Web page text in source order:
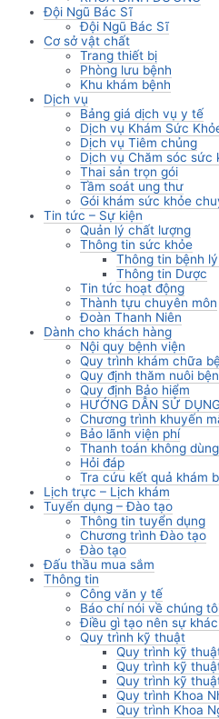
Đội Ngũ Bác Sĩ
Đội Ngũ Bác Sĩ
Cơ sở vật chất
Trang thiết bị
Phòng lưu bệnh
Khu khám bệnh
Dịch vụ
Bảng giá dịch vụ y tế
Dịch vụ Khám Sức
Dịch vụ Tiêm chủng
Dịch vụ Chăm sóc sức
Thai sản trọn gói
Tầm soát ung thư
Gói khám sức khỏe
Tin tức – Sự kiện
Quản lý chất lượng
Thông tin sức khỏe
Thông tin bệnh
Thông tin Dược
Tin tức hoạt động
Thành tựu chuyên môn
Đoàn Thanh Niên
Dành cho khách hàng
Nội quy bệnh viện
Quy trình khám chữa
Quy định thăm nuôi
Quy định Bảo hiểm
HƯỚNG DẪN SỬ
Chương trình khuyến
Bảo lãnh viện phí
Thanh toán không
Hỏi đáp
Tra cứu kết quả khám
Lịch trực – Lịch khám
Tuyển dụng – Đào tạo
Thông tin tuyển dụng
Chương trình Đào tạo
Đào tạo
Đấu thầu mua sắm
Thông tin
Công văn y tế
Báo chí nói về chúng
Điều gì tạo nên sự
Quy trình kỹ thuật
Quy trình kỹ
Quy trình kỹ
Quy trình kỹ
Quy trình Khoa
Quy trình Khoa